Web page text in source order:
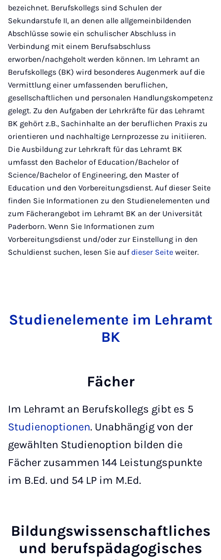
bezeichnet. Berufskollegs sind Schulen der
Sekundarstufe II, an denen alle allgemeinbildenden
Abschlüsse sowie ein schulischer Abschluss in
Verbindung mit einem Berufsabschluss
erworben/nachgeholt werden können. Im Lehramt an
Berufskollegs (BK) wird besonderes Augenmerk auf die
Vermittlung einer umfassenden beruflichen,
gesellschaftlichen und personalen Handlungskompetenz
gelegt. Zu den Aufgaben der Lehrkräfte für das Lehramt
BK gehört z.B., Sachinhalte an der beruflichen Praxis zu
orientieren und nachhaltige Lernprozesse zu initiieren.
Die Ausbildung zur Lehrkraft für das Lehramt BK
umfasst den Bachelor of Education/Bachelor of
Science/Bachelor of Engineering, den Master of
Education und den Vorbereitungsdienst. Auf dieser Seite
finden Sie Informationen zu den Studienelementen und
zum Fächerangebot im Lehramt BK an der Universität
Paderborn. Wenn Sie Informationen zum
Vorbereitungsdienst und/oder zur Einstellung in den
Schuldienst suchen, lesen Sie auf dieser Seite weiter.
Stu­dienele­men­te im Lehr­amt
BK
Fächer
Im Lehramt an Berufskollegs gibt es 5
Studienoptionen. Unabhängig von der
gewählten Studienoption bilden die
Fächer zusammen 144 Leistungspunkte
im B.Ed. und 54 LP im M.Ed.
Bildungswissenschaftliches
und berufspädagogisches